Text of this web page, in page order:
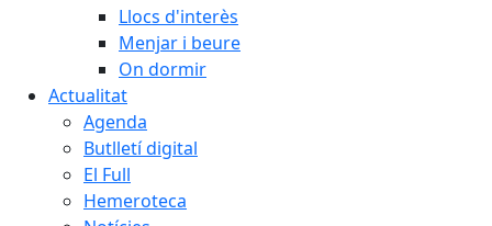
Llocs d'interès
Menjar i beure
On dormir
Actualitat
Agenda
Butlletí digital
El Full
Hemeroteca